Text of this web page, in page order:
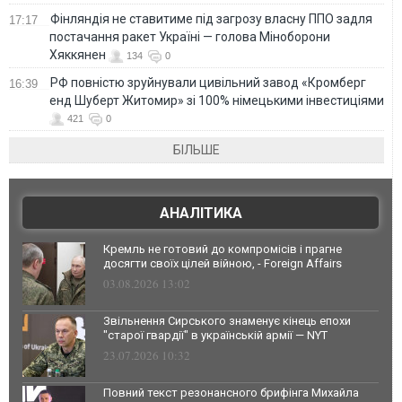
17:17
Фінляндія не ставитиме під загрозу власну ППО задля
постачання ракет Україні — голова Міноборони
Хяккянен
134 0
16:39
РФ повністю зруйнували цивільний завод «Кромберг
енд Шуберт Житомир» зі 100% німецькими інвестиціями
421 0
БІЛЬШЕ
АНАЛІТИКА
Кремль не готовий до компромісів і прагне
досягти своїх цілей війною, - Foreign Affairs
03.08.2026 13:02
Звільнення Сирського знаменує кінець епохи
"старої гвардії" в українській армії — NYT
23.07.2026 10:32
Повний текст резонансного брифінга Михайла